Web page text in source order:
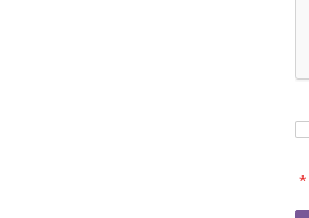
*